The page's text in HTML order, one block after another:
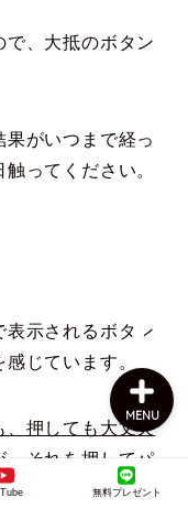
、大抵のボタン
がいつまで経っ
ってください。
示されるボタン
じています。
、押しても大丈夫
、それを押してパ
無料プレゼント
MENU